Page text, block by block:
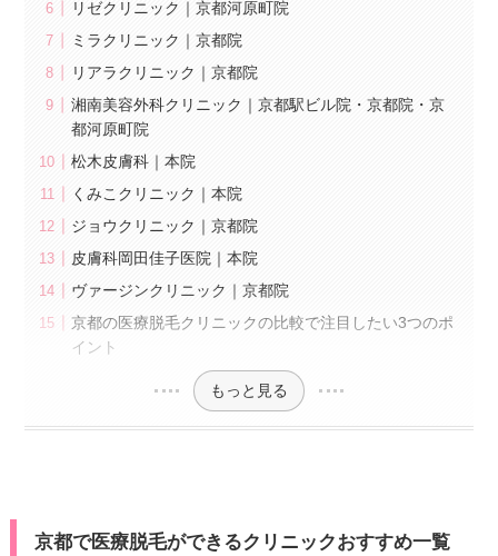
リゼクリニック｜京都河原町院
ミラクリニック｜京都院
リアラクリニック｜京都院
湘南美容外科クリニック｜京都駅ビル院・京都院・京
都河原町院
松木皮膚科｜本院
くみこクリニック｜本院
ジョウクリニック｜京都院
皮膚科岡田佳子医院｜本院
ヴァージンクリニック｜京都院
京都の医療脱毛クリニックの比較で注目したい3つのポ
イント
もっと見る
京都で医療脱毛ができるクリニックおすすめ一覧